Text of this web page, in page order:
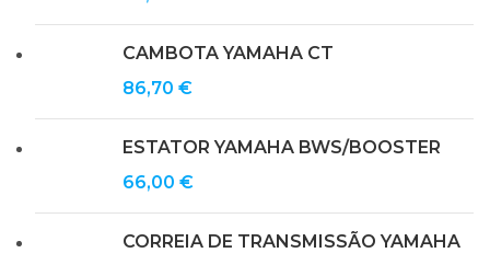
CAMBOTA YAMAHA CT
86,70 €
ESTATOR YAMAHA BWS/BOOSTER
66,00 €
CORREIA DE TRANSMISSÃO YAMAHA